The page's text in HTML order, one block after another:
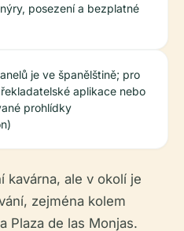
posezení a bezplatné
je ve španělštině; pro
aplikace nebo
prohlídky
kavárna, ale v okolí je
zejména kolem
Plaza de las Monjas.